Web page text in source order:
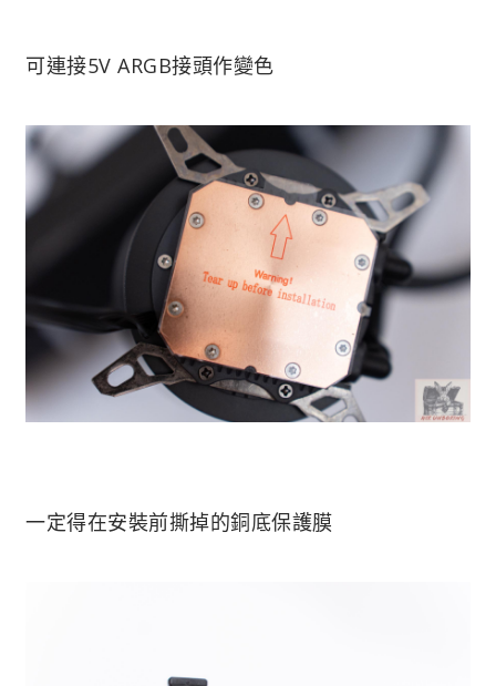
可連接5V ARGB接頭作變色
一定得在安裝前撕掉的銅底保護膜